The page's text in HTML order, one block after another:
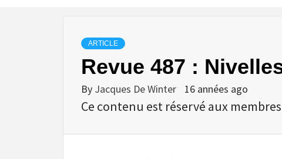
ARTICLE
Revue 487 :
By Jacques De Winter 16 années ago
Ce contenu est réservé aux